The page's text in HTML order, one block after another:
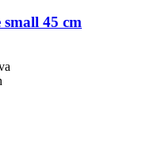
small 45 cm